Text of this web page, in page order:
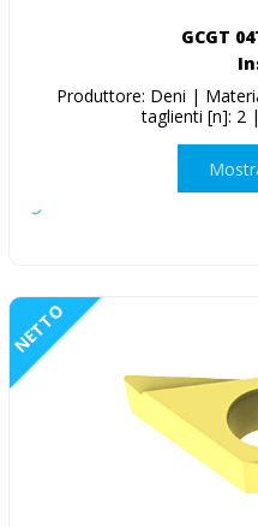
GCGT
Produttore: Deni |
taglienti [n]: 2
NETTO